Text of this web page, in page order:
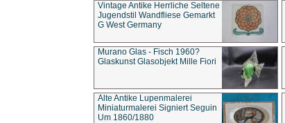
Vintage Antike Herrliche Seltene
Jugendstil Wandfliese Gemarkt
G West Germany
Murano Glas - Fisch 1960?
Glaskunst Glasobjekt Mille Fiori
Alte Antike Lupenmalerei
Miniaturmalerei Signiert Seguin
Um 1860/1880